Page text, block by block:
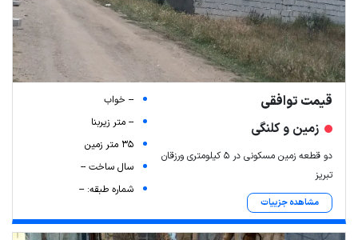
قیمت توافقی
زمین و کلنگی
دو قطعه زمین مسکونی در 5 کیلومتری ورزقان
تبریز
مشاهده جزییات
-- خواب
-- متر زیربنا
35 متر زمین
سال ساخت --
شماره طبقه: --